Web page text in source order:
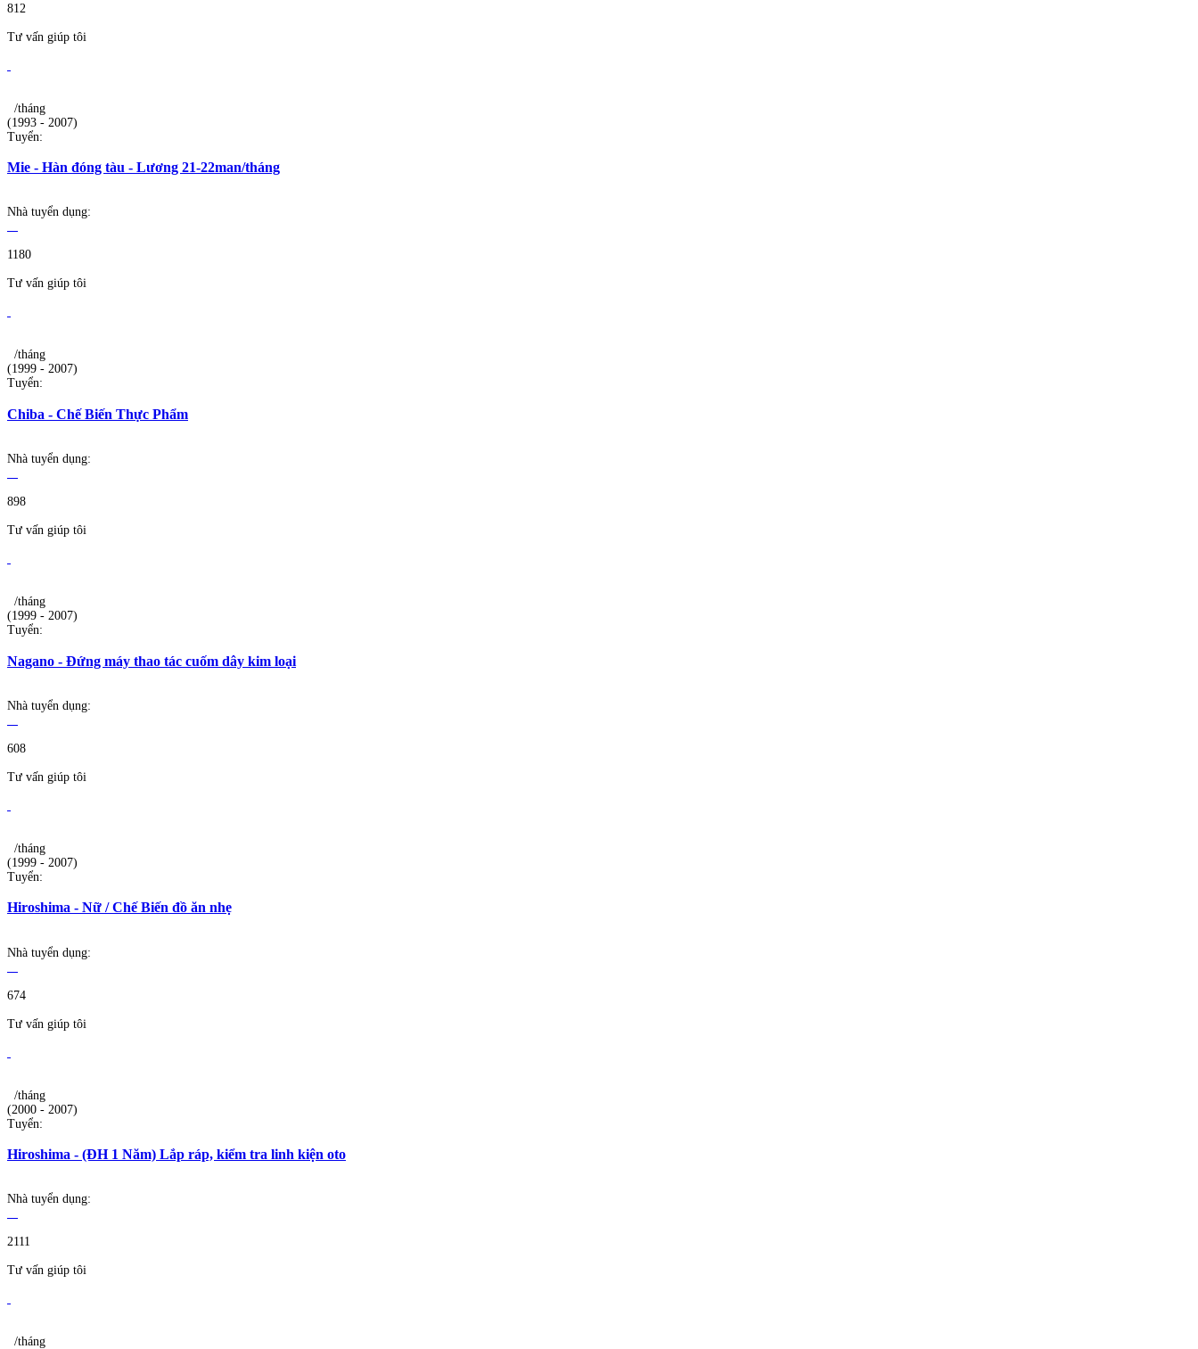
812
Tư vấn giúp tôi
/tháng
(1993 - 2007)
Tuyển:
Mie - Hàn đóng tàu - Lương 21-22man/tháng
Nhà tuyển dụng:
1180
Tư vấn giúp tôi
/tháng
(1999 - 2007)
Tuyển:
Chiba - Chế Biến Thực Phẩm
Nhà tuyển dụng:
898
Tư vấn giúp tôi
/tháng
(1999 - 2007)
Tuyển:
Nagano - Đứng máy thao tác cuốm dây kim loại
Nhà tuyển dụng:
608
Tư vấn giúp tôi
/tháng
(1999 - 2007)
Tuyển:
Hiroshima - Nữ / Chế Biến đồ ăn nhẹ
Nhà tuyển dụng:
674
Tư vấn giúp tôi
/tháng
(2000 - 2007)
Tuyển:
Hiroshima - (ĐH 1 Năm) Lắp ráp, kiểm tra linh kiện oto
Nhà tuyển dụng:
2111
Tư vấn giúp tôi
/tháng